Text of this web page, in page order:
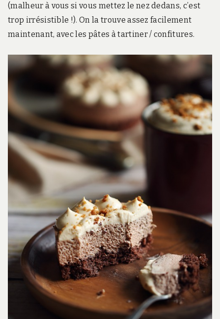
(malheur à vous si vous mettez le nez dedans, c’est
trop irrésistible !). On la trouve assez facilement
maintenant, avec les pâtes à tartiner / confitures.